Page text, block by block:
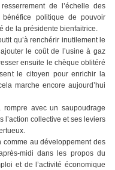
de l’échelle des
politique de pouvoir
de la présidente bienfaitrice.
qu’à renchérir inutilement le
le coût de l’usine à gaz
ensuite le chèque oblitéré
le citoyen pour enrichir la
marche encore aujourd’hui
avec un saupoudrage
l’action collective et ses leviers
comme au développement des
midi dans les propos du
et de l’activité économique